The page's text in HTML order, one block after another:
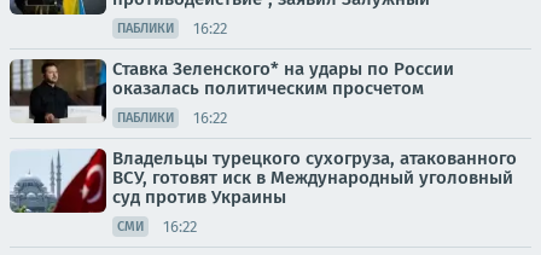
ПАБЛИКИ 16:22
Ставка Зеленского* на удары по России
оказалась политическим просчетом
ПАБЛИКИ 16:22
Владельцы турецкого сухогруза, атакованного
ВСУ, готовят иск в Международный уголовный
суд против Украины
СМИ 16:22